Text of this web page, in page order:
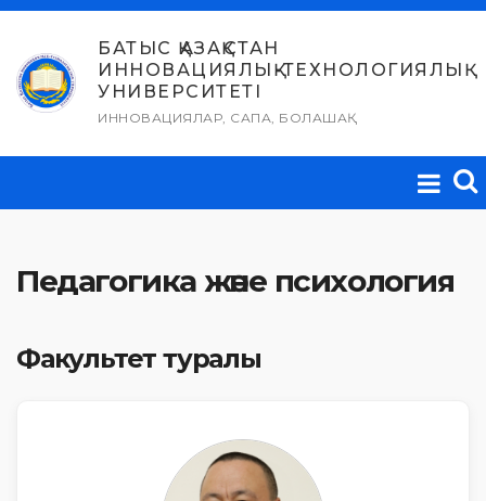
Skip
content
БАТЫС ҚАЗАҚСТАН
ИННОВАЦИЯЛЫҚ-ТЕХНОЛОГИЯЛЫҚ
УНИВЕРСИТЕТІ
ИННОВАЦИЯЛАР, САПА, БОЛАШАҚ
Педагогика және психология
Факультет туралы